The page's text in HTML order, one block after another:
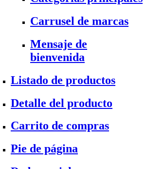
Carrusel de marcas
Mensaje de
bienvenida
Listado de productos
Detalle del producto
Carrito de compras
Pie de página